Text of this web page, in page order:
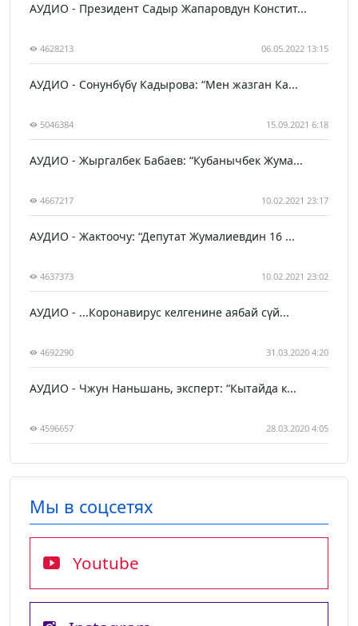
АУДИО - Президент Садыр Жапаровдун Констит...
4628213 06.05.2022 13:15
АУДИО - Сонунбүбү Кадырова: “Мен жазган Ка...
5046384 15.09.2021 6:18
АУДИО - Жыргалбек Бабаев: “Кубанычбек Жума...
4667217 10.02.2021 23:17
АУДИО - Жактоочу: “Депутат Жумалиевдин 16 ...
4637373 10.02.2021 23:02
АУДИО - ...Коронавирус келгенине аябай сүй...
4692290 31.03.2020 4:20
АУДИО - Чжун Наньшань, эксперт: “Кытайда к...
4596657 28.03.2020 4:05
Мы в соцсетях
Youtube